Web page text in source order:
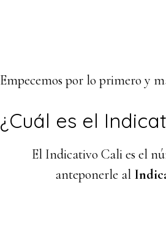
Empecemos por lo primero y
¿Cuál es el
El Indicativo Cali es el
anteponerle al